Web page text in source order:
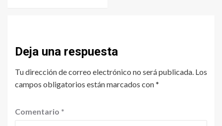
Deja una respuesta
Tu dirección de correo electrónico no será publicada. Los
campos obligatorios están marcados con*
Comentario *